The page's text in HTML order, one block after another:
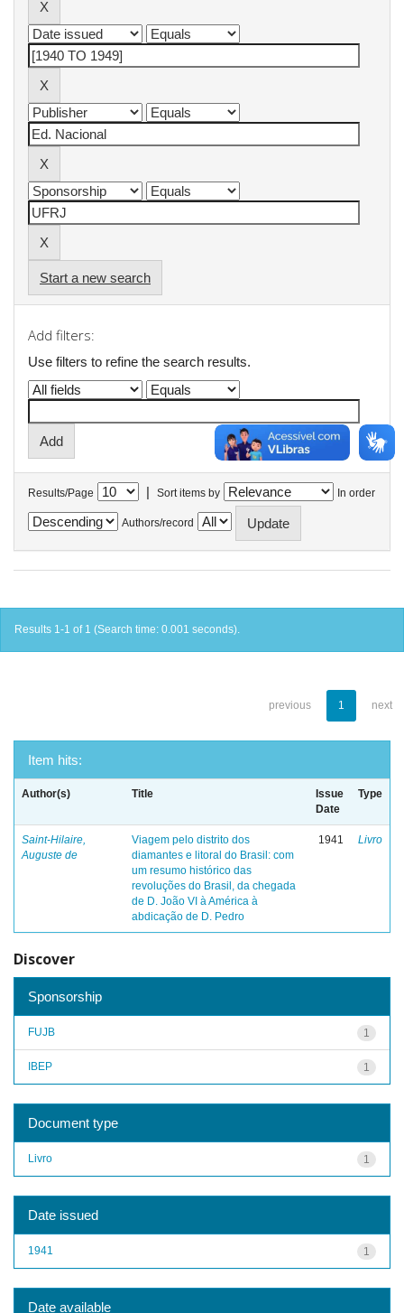
Start a new search
Add filters:
Use filters to refine the search results.
Results/Page | Sort items by In order
Authors/record
Results 1-1 of 1 (Search time: 0.001 seconds).
previous 1 next
Item hits:
Author(s) Title
Issue
Date
Type
Saint-Hilaire,
Auguste de
Viagem pelo distrito dos
diamantes e litoral do Brasil: com
um resumo histórico das
revoluções do Brasil, da chegada
de D. João VI à América à
abdicação de D. Pedro
1941 Livro
Discover
Sponsorship
1
FUJB
1
IBEP
Document type
1
Livro
Date issued
1
1941
Date available